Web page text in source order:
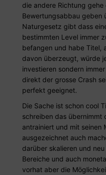
die andere Richtung
Bewertungsabbau geben
Naturgesetz gibt dass
bestimmten Level immer
befangen und habe Titel,
davon überzeugt, würde
investieren sondern
direkt der grosse Crash
perfekt geeignet.
Die Sache ist schon cool
schreiben das übernimmt
antrainiert und mit seinen
ausgezeichnet auch
darüber skalieren und
Bereiche und auch
vorhat aber die